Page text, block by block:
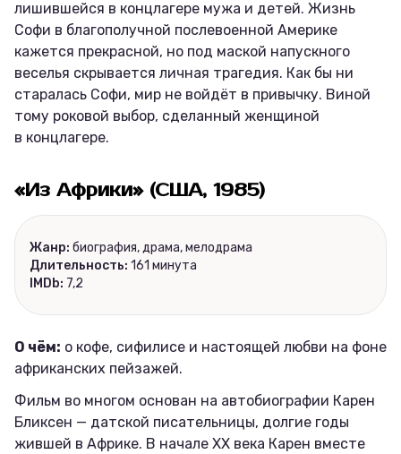
лишившейся в концлагере мужа и детей. Жизнь
Софи в благополучной послевоенной Америке
кажется прекрасной, но под маской напускного
веселья скрывается личная трагедия. Как бы ни
старалась Софи, мир не войдёт в привычку. Виной
тому роковой выбор, сделанный женщиной
в концлагере.
«Из Африки» (США, 1985)
Жанр: биография, драма, мелодрама
Длительность: 161 минута
IMDb: 7,2
О чём: о кофе, сифилисе и настоящей любви на фоне
африканских пейзажей.
Фильм во многом основан на автобиографии Карен
Бликсен — датской писательницы, долгие годы
жившей в Африке. В начале XX века Карен вместе